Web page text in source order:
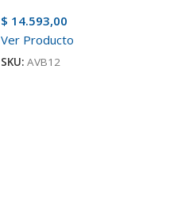
$ 14.593,00
Ver Producto
SKU: AVB12